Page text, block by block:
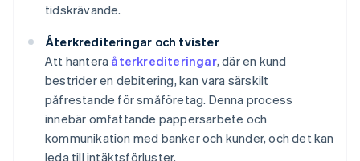
tidskrävande.
Återkrediteringar och tvister
Att hantera återkrediteringar, där en kund
bestrider en debitering, kan vara särskilt
påfrestande för småföretag. Denna process
innebär omfattande pappersarbete och
kommunikation med banker och kunder, och det kan
leda till intäktsförluster.